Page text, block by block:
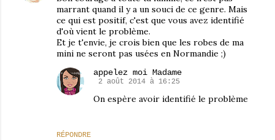
marrant quand il y a un souci de ce genre. Mais
ce qui est positif, c'est que vous avez identifié
d'où vient le problème.
Et je t'envie, je crois bien que les robes de ma
mini ne seront pas usées en Normandie ;)
RÉPONDRE
appelez moi Madame
2 août 2014 à 16:25
On espère avoir identifié le problème